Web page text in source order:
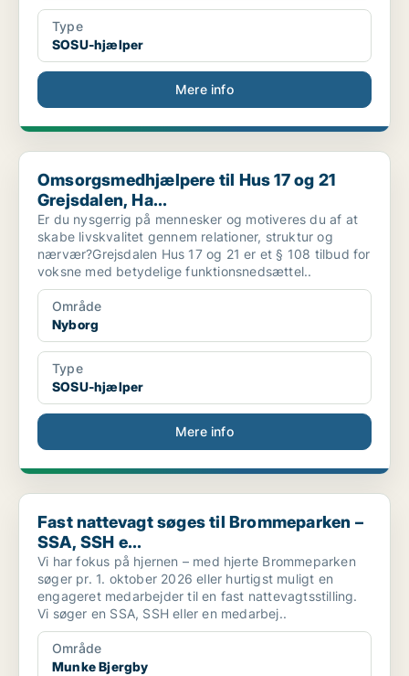
Type
SOSU-hjælper
Mere info
Omsorgsmedhjælpere til Hus 17 og 21 Grejsdalen, Ha...
Omsorgsmedhjælpere til Hus 17 og 21
Grejsdalen, Ha...
Er du nysgerrig på mennesker og motiveres du af at
skabe livskvalitet gennem relationer, struktur og
nærvær?Grejsdalen Hus 17 og 21 er et § 108 tilbud for
voksne med betydelige funktionsnedsættel..
Område
Nyborg
Type
SOSU-hjælper
Mere info
Fast nattevagt søges til Brommeparken – SSA, SSH e...
Fast nattevagt søges til Brommeparken –
SSA, SSH e...
Vi har fokus på hjernen – med hjerte Brommeparken
søger pr. 1. oktober 2026 eller hurtigst muligt en
engageret medarbejder til en fast nattevagtsstilling.
Vi søger en SSA, SSH eller en medarbej..
Område
Munke Bjergby